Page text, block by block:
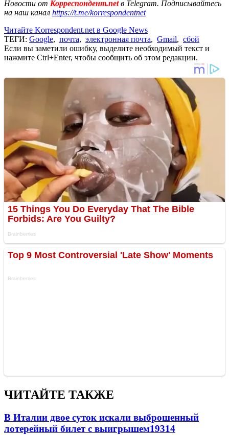
Новости от Корреспондент.netв Telegram. Подписывайтесь
на наш канал https://t.me/korrespondentnet
Читайте Korrespondent.net в Google News
ТЕГИ: Google, почта, электронная почта, Gmail, сбой
Если вы заметили ошибку, выделите необходимый текст и
нажмите Ctrl+Enter, чтобы сообщить об этом редакции.
ЧИТАЙТЕ ТАКЖЕ
В Италии двое суток искали выброшенный
лотерейный билет с выигрышем19314